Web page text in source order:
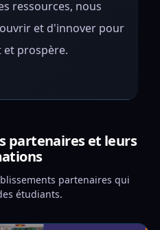
ressources, nous
et d'innover pour
et prospère.
partenaires et leurs
partenaires qui
étudiants.